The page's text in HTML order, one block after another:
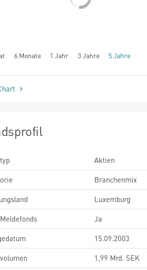
6 Monate 1 Jahr 3 Jahre 5 Jahre
Aktien
Branchenmix
Luxemburg
Ja
15.09.2003
1,99 Mrd. SEK